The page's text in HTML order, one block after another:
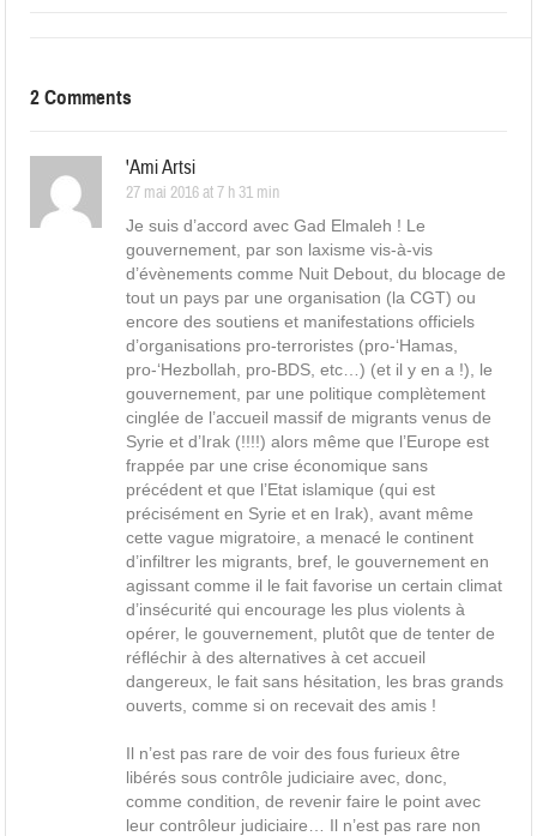
2 Comments
'Ami Artsi
27 mai 2016 at 7 h 31 min
Je suis d’accord avec Gad Elmaleh ! Le
gouvernement, par son laxisme vis-à-vis
d’évènements comme Nuit Debout, du blocage de
tout un pays par une organisation (la CGT) ou
encore des soutiens et manifestations officiels
d’organisations pro-terroristes (pro-‘Hamas,
pro-‘Hezbollah, pro-BDS, etc…) (et il y en a !), le
gouvernement, par une politique complètement
cinglée de l’accueil massif de migrants venus de
Syrie et d’Irak (!!!!) alors même que l’Europe est
frappée par une crise économique sans
précédent et que l’Etat islamique (qui est
précisément en Syrie et en Irak), avant même
cette vague migratoire, a menacé le continent
d’infiltrer les migrants, bref, le gouvernement en
agissant comme il le fait favorise un certain climat
d’insécurité qui encourage les plus violents à
opérer, le gouvernement, plutôt que de tenter de
réfléchir à des alternatives à cet accueil
dangereux, le fait sans hésitation, les bras grands
ouverts, comme si on recevait des amis !
Il n’est pas rare de voir des fous furieux être
libérés sous contrôle judiciaire avec, donc,
comme condition, de revenir faire le point avec
leur contrôleur judiciaire… Il n’est pas rare non